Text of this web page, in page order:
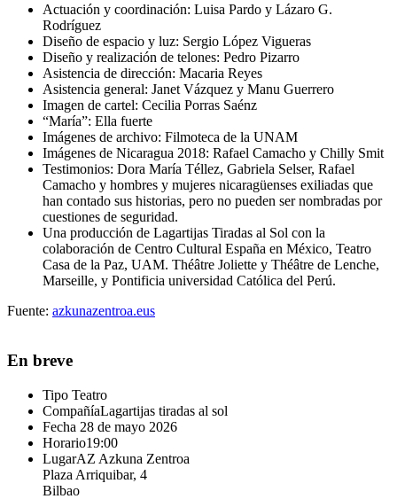
Actuación y coordinación: Luisa Pardo y Lázaro G.
Rodríguez
Diseño de espacio y luz: Sergio López Vigueras
Diseño y realización de telones: Pedro Pizarro
Asistencia de dirección: Macaria Reyes
Asistencia general: Janet Vázquez y Manu Guerrero
Imagen de cartel: Cecilia Porras Saénz
“María”: Ella fuerte
Imágenes de archivo: Filmoteca de la UNAM
Imágenes de Nicaragua 2018: Rafael Camacho y Chilly Smit
Testimonios: Dora María Téllez, Gabriela Selser, Rafael
Camacho y hombres y mujeres nicaragüenses exiliadas que
han contado sus historias, pero no pueden ser nombradas por
cuestiones de seguridad.
Una producción de Lagartijas Tiradas al Sol con la
colaboración de Centro Cultural España en México, Teatro
Casa de la Paz, UAM. Théâtre Joliette y Théâtre de Lenche,
Marseille, y Pontificia universidad Católica del Perú.
Fuente: azkunazentroa.eus
En breve
Tipo Teatro
CompañíaLagartijas tiradas al sol
Fecha 28 de mayo 2026
Horario19:00
LugarAZ Azkuna Zentroa
Plaza Arriquibar, 4
Bilbao